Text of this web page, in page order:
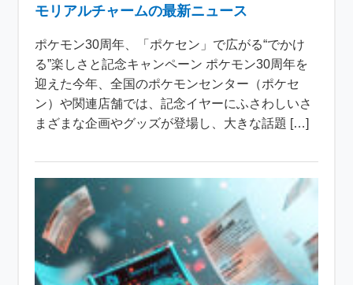
モリアルチャームの最新ニュース
ポケモン30周年、「ポケセン」で広がる“でかけ
る”楽しさと記念キャンペーン ポケモン30周年を
迎えた今年、全国のポケモンセンター（ポケセ
ン）や関連店舗では、記念イヤーにふさわしいさ
まざまな企画やグッズが登場し、大きな話題 […]